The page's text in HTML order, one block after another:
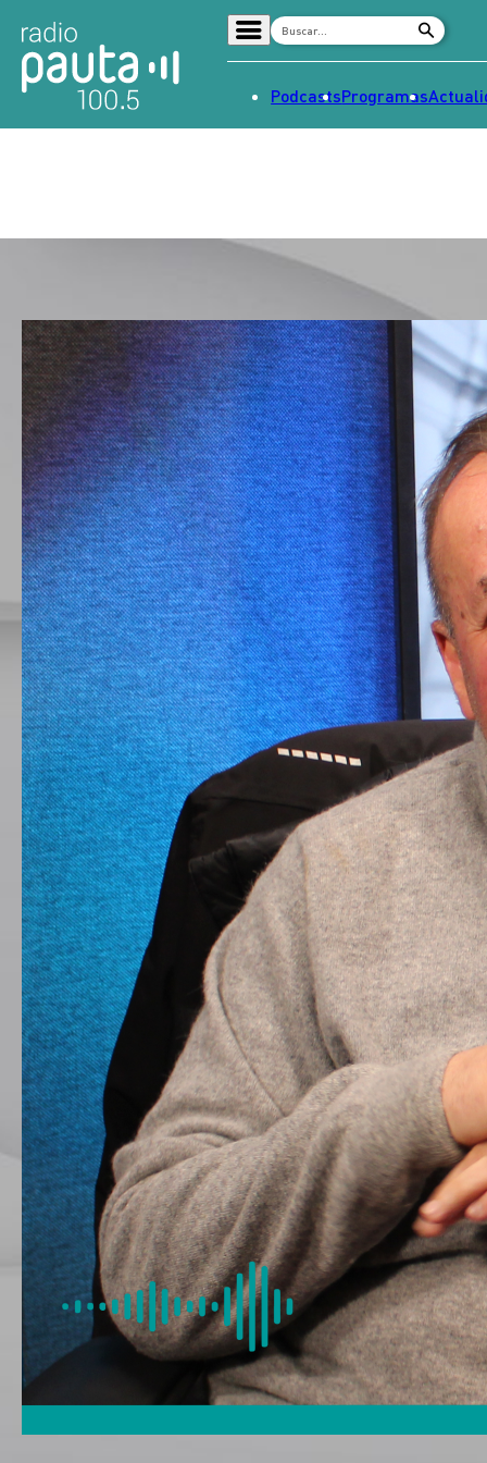
Señal 2
Dato en Pauta
Contenido Patrocinado
PodcastsProgramas